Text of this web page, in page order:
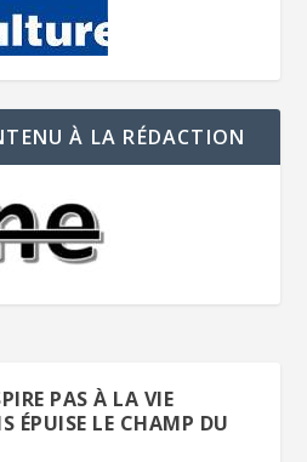
À LA RÉDACTION
PAS À LA VIE
ÉPUISE LE CHAMP DU